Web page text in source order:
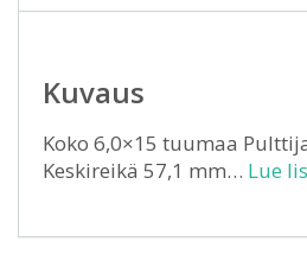
Kuvaus
Koko 6,0×15 tuumaa
Keskireikä 57,1 mm… Lue